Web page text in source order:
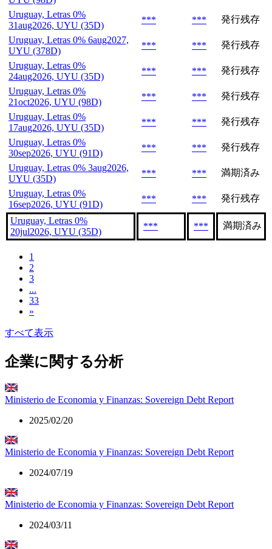
Uruguay, Letras 0%
31aug2026, UYU (35D)
*** ***
発行残存
Uruguay, Letras 0% 6aug2027,
UYU (378D)
*** ***
発行残存
Uruguay, Letras 0%
24aug2026, UYU (35D)
*** ***
発行残存
Uruguay, Letras 0%
21oct2026, UYU (98D)
*** ***
発行残存
Uruguay, Letras 0%
17aug2026, UYU (35D)
*** ***
発行残存
Uruguay, Letras 0%
30sep2026, UYU (91D)
*** ***
発行残存
Uruguay, Letras 0% 3aug2026,
UYU (35D)
*** ***
満期済み
Uruguay, Letras 0%
16sep2026, UYU (91D)
*** *** 発行残存
Uruguay, Letras 0%
20jul2026, UYU (35D)
*** *** 満期済み
1
2
3
...
33
»
すべて表示
企業に関する分析
Ministerio de Economia y Finanzas: Sovereign Debt Report
2025/02/20
Ministerio de Economia y Finanzas: Sovereign Debt Report
2024/07/19
Ministerio de Economia y Finanzas: Sovereign Debt Report
2024/03/11